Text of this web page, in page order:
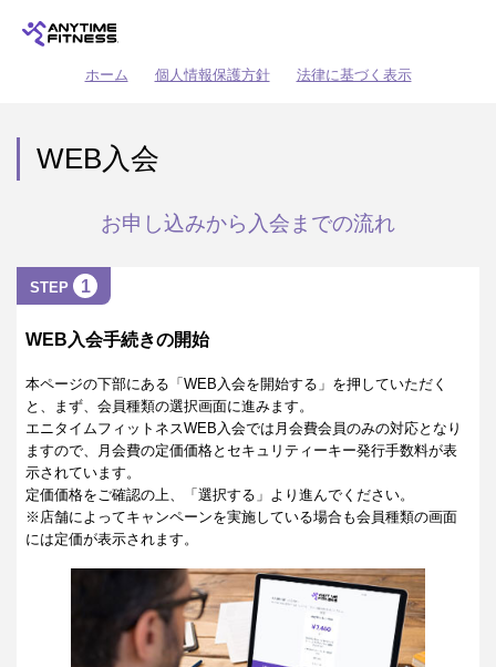
ホーム 個人情報保護方針 法律に基づく表示
WEB入会
お申し込みから入会までの流れ
STEP 1
WEB入会手続きの開始
本ページの下部にある「WEB入会を開始する」を押していただく
と、まず、会員種類の選択画面に進みます。
エニタイムフィットネスWEB入会では月会費会員のみの対応となり
ますので、月会費の定価価格とセキュリティーキー発行手数料が表
示されています。
定価価格をご確認の上、「選択する」より進んでください。
※店舗によってキャンペーンを実施している場合も会員種類の画面
には定価が表示されます。